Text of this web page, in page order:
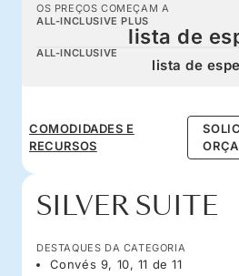
OS PREÇOS COMEÇAM A
ALL-INCLUSIVE PLUS
lista de
ALL-INCLUSIVE
lista de
COMODIDADES E
RECURSOS
SILVER SUITE
DESTAQUES DA CATEGORIA
Convés 9, 10, 11 de 11